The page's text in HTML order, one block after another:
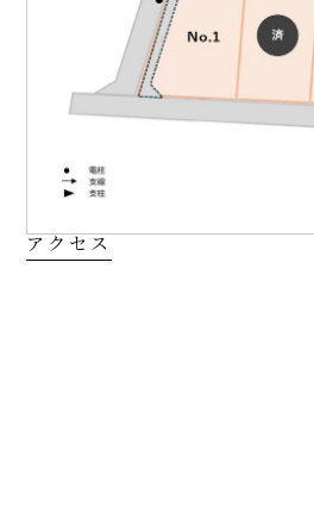
アクセス